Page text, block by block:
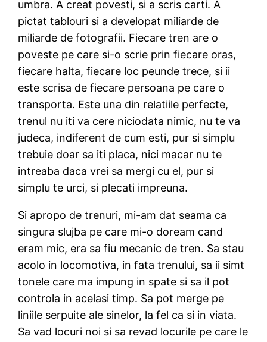
umbra. A creat povesti, si a scris carti. A
pictat tablouri si a developat miliarde de
miliarde de fotografii. Fiecare tren are o
poveste pe care si-o scrie prin fiecare oras,
fiecare halta, fiecare loc peunde trece, si ii
este scrisa de fiecare persoana pe care o
transporta. Este una din relatiile perfecte,
trenul nu iti va cere niciodata nimic, nu te va
judeca, indiferent de cum esti, pur si simplu
trebuie doar sa iti placa, nici macar nu te
intreaba daca vrei sa mergi cu el, pur si
simplu te urci, si plecati impreuna.
Si apropo de trenuri, mi-am dat seama ca
singura slujba pe care mi-o doream cand
eram mic, era sa fiu mecanic de tren. Sa stau
acolo in locomotiva, in fata trenului, sa ii simt
tonele care ma impung in spate si sa il pot
controla in acelasi timp. Sa pot merge pe
liniile serpuite ale sinelor, la fel ca si in viata.
Sa vad locuri noi si sa revad locurile pe care le